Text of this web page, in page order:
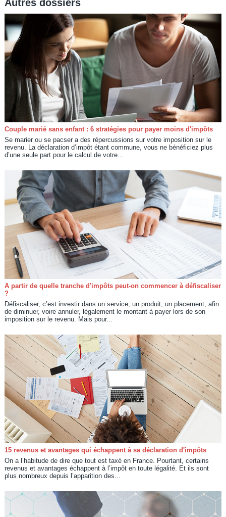
Autres dossiers
Couple marié sans enfant : 6 stratégies pour payer moins d'impôts
Se marier ou se pacser a des répercussions sur votre imposition sur le
revenu. La déclaration d’impôt étant commune, vous ne bénéficiez plus
d’une seule part pour le calcul de votre...
A partir de quelle tranche d'impôts peut-on commencer à défiscaliser
?
Défiscaliser, c’est investir dans un service, un produit, un placement, afin
de diminuer, voire annuler, légalement le montant à payer lors de son
imposition sur le revenu. Mais pour...
15 revenus et avantages qui échappent à sa déclaration d'impôts
On a l’habitude de dire que tout est taxé en France. Pourtant, certains
revenus et avantages échappent à l’impôt en toute légalité. Et ils sont
plus nombreux depuis l’apparition des...